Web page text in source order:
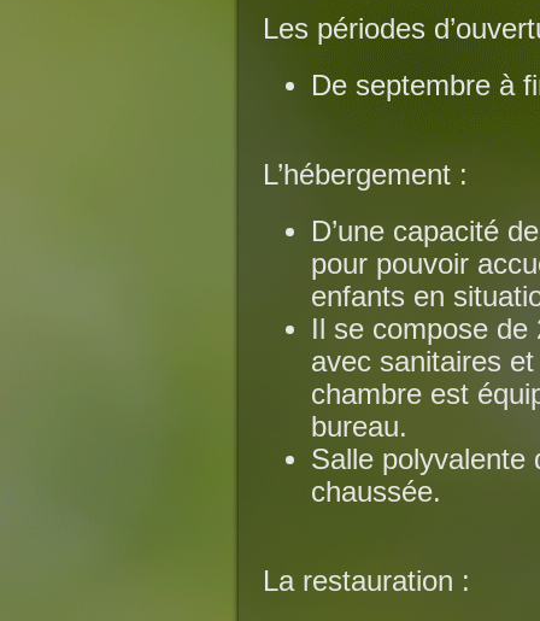
Les périodes
De septembre à
L’hébergement :
D’une capacité
pour pouvoir
enfants en
Il se compose
avec sanitaires
chambre est
bureau.
Salle polyvalente
chaussée.
La restauration :